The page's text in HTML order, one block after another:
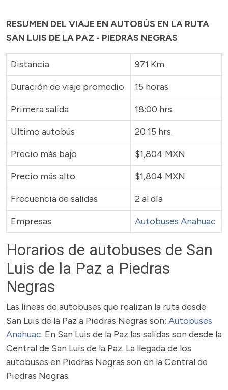
RESUMEN DEL VIAJE EN AUTOBÚS EN LA RUTA
SAN LUIS DE LA PAZ - PIEDRAS NEGRAS
Distancia
971 Km.
Duración de viaje promedio
15 horas
Primera salida
18:00 hrs.
Ultimo autobús
20:15 hrs.
Precio más bajo
$1,804 MXN
Precio más alto
$1,804 MXN
Frecuencia de salidas
2 al día
Empresas
Autobuses Anahuac
Horarios de autobuses de San
Luis de la Paz a Piedras
Negras
Las lineas de autobuses que realizan la ruta desde
San Luis de la Paz a Piedras Negras son: Autobuses
Anahuac. En San Luis de la Paz las salidas son desde la
Central de San Luis de la Paz. La llegada de los
autobuses en Piedras Negras son en la Central de
Piedras Negras.